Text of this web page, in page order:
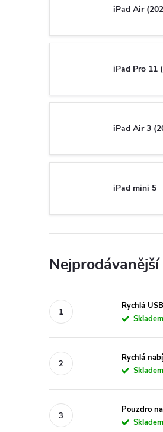
iPad Air
iPad Pro 11
iPad Air 3
iPad mini 5
Nejprodávanější
Rychlá
Rychlá
Pouzdro